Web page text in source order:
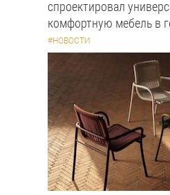
спроектировал
комфортную мебель в
#НОВОСТИ